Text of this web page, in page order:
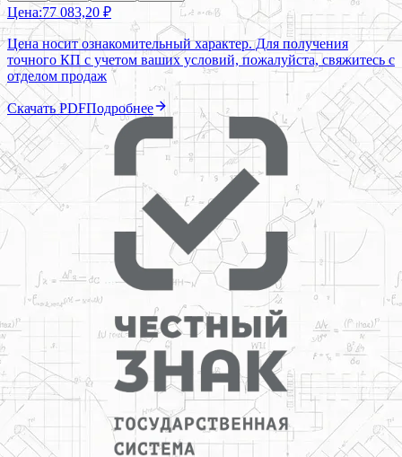
Цена:77 083,20 ₽
Цена носит ознакомительный характер. Для получения
точного КП с учетом ваших условий, пожалуйста, свяжитесь с
отделом продаж
Скачать PDFПодробнее